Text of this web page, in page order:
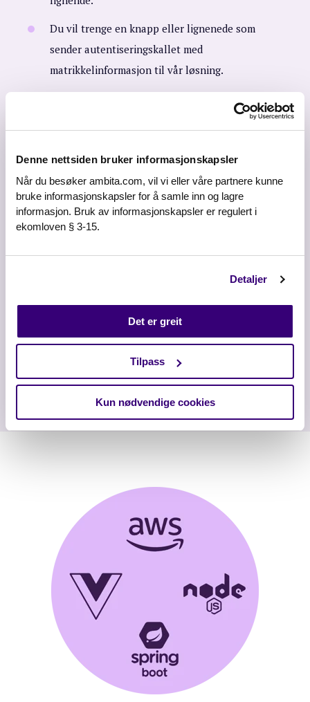
Denne nettsiden bruker informasjonskapsler
Når du besøker ambita.com, vil vi eller våre partnere kunne
bruke informasjonskapsler for å samle inn og lagre
informasjon. Bruk av informasjonskapsler er regulert i
ekomloven § 3-15.
Detaljer
Det er greit
Tilpass
Kun nødvendige cookies
Du vil trenge en knapp eller lignenede som
sender autentiseringskallet med
matrikkelinformasjon til vår løsning.